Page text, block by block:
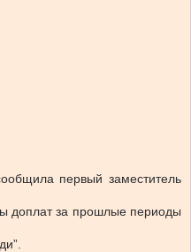
первый заместитель
доплат за прошлые периоды